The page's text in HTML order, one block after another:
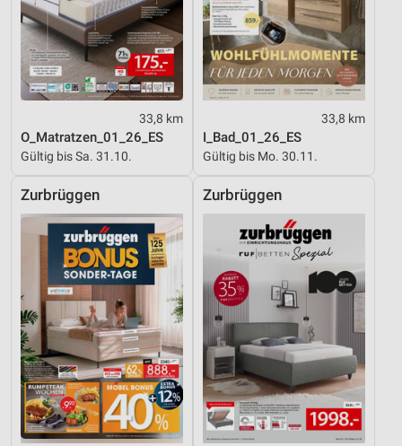
33,8 km
O_Matratzen_01_26_ES
Gültig bis Sa. 31.10.
33,8 km
I_Bad_01_26_ES
Gültig bis Mo. 30.11.
Zurbrüggen Zurbrüggen